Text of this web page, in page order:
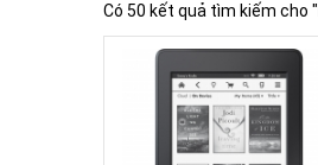
Có 50 kết quả tìm kiếm cho "